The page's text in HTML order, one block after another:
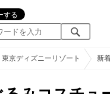
東京ディズニーリゾート 新